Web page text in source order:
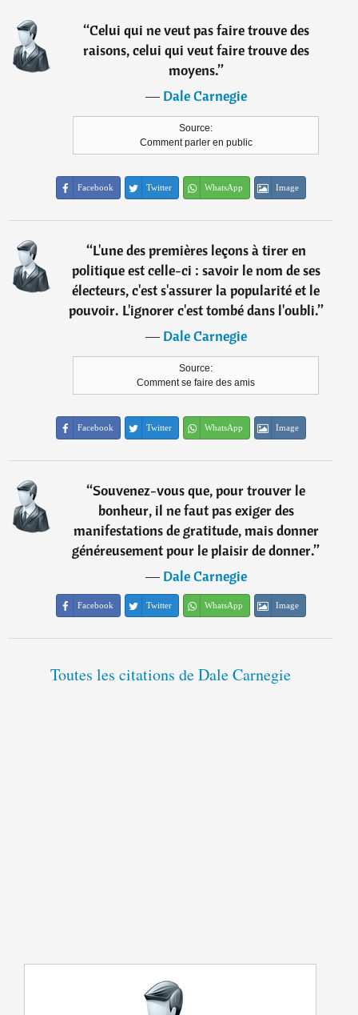
“Celui qui ne veut pas faire trouve des
raisons, celui qui veut faire trouve des
moyens.”
―Dale Carnegie
Source:
Comment parler en public
Facebook Twitter WhatsApp Image
“L'une des premières leçons à tirer en
politique est celle-ci : savoir le nom de ses
électeurs, c'est s'assurer la popularité et le
pouvoir. L'ignorer c'est tombé dans l'oubli.”
―Dale Carnegie
Source:
Comment se faire des amis
Facebook Twitter WhatsApp Image
“Souvenez-vous que, pour trouver le
bonheur, il ne faut pas exiger des
manifestations de gratitude, mais donner
généreusement pour le plaisir de donner.”
―Dale Carnegie
Facebook Twitter WhatsApp Image
Toutes les citations de Dale Carnegie